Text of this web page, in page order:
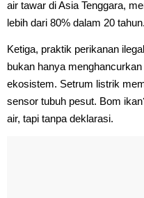
air tawar di Asia Tenggara,
lebih dari 80% dalam 20 tahun.
Ketiga, praktik perikanan
bukan hanya
ekosistem. Setrum listrik
sensor tubuh pesut. Bom
air, tapi tanpa deklarasi.